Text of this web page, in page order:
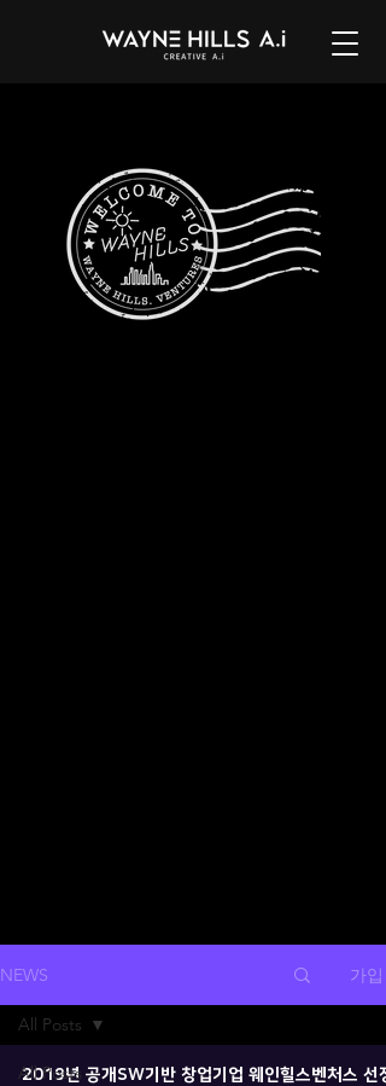
NEWS 가입
All Posts
All Posts
2019년 공개SW기반 창업기업 웨인힐스벤처스 선정